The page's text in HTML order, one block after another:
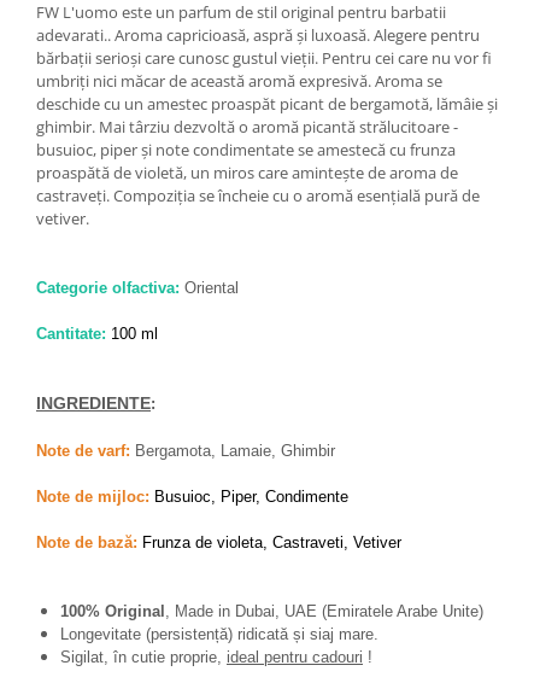
FW L'uomo este un parfum de stil original pentru barbatii
adevarati.. Aroma capricioasă, aspră și luxoasă. Alegere pentru
bărbații serioși care cunosc gustul vieții. Pentru cei care nu vor fi
umbriți nici măcar de această aromă expresivă. Aroma se
deschide cu un amestec proaspăt picant de bergamotă, lămâie și
ghimbir. Mai târziu dezvoltă o aromă picantă strălucitoare -
busuioc, piper și note condimentate se amestecă cu frunza
proaspătă de violetă, un miros care amintește de aroma de
castraveți. Compoziția se încheie cu o aromă esențială pură de
vetiver.
Categorie olfactiva: Oriental
Cantitate: 100 ml
INGREDIENTE:
Note de varf: Bergamota, Lamaie, Ghimbir
Note de mijloc: Busuioc, Piper, Condimente
Note de bază: Frunza de violeta, Castraveti, Vetiver
100% Original , Made in Dubai, UAE (Emiratele Arabe Unite)
Longevitate (persistență) ridicată și siaj mare.
Sigilat, în cutie proprie, ideal pentru cadouri !